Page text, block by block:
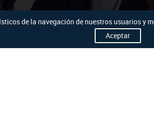
de la navegación de nuestros usuarios
Aceptar
Nuestro Email
info@senac.edu.ec